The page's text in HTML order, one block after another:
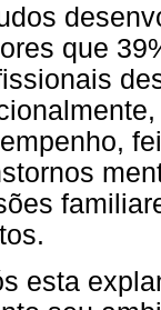
que
esta